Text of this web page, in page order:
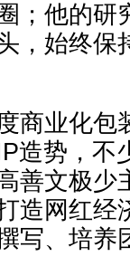
；他的研
，始终保
商业化包
造势，不
善文极少
造网红经
写、培养